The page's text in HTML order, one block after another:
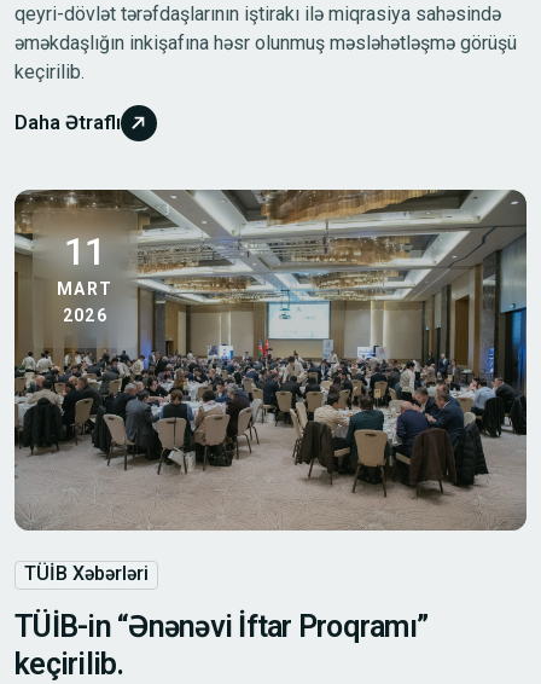
qeyri-dövlət tərəfdaşlarının iştirakı ilə miqrasiya sahəsində
əməkdaşlığın inkişafına həsr olunmuş məsləhətləşmə görüşü
keçirilib.
Daha Ətraflı
11
MART
2026
TÜİB Xəbərləri
TÜİB-in “Ənənəvi İftar Proqramı”
keçirilib.